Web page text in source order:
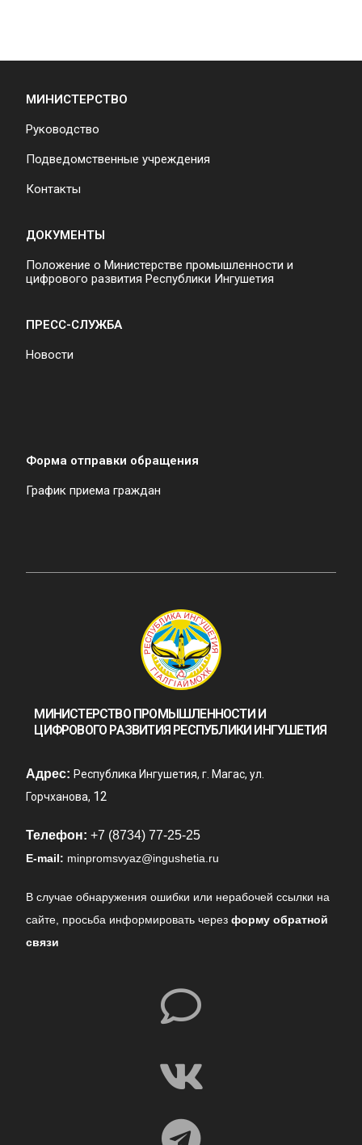
МИНИСТЕРСТВО
Руководство
Подведомственные учреждения
Контакты
ДОКУМЕНТЫ
Положение о Министерстве промышленности и
цифрового развития Республики Ингушетия
ПРЕСС-СЛУЖБА
Новости
Форма отправки обращения
График приема граждан
МИНИСТЕРСТВО ПРОМЫШЛЕННОСТИ И
ЦИФРОВОГО РАЗВИТИЯ РЕСПУБЛИКИ ИНГУШЕТИЯ
Адрес: Республика Ингушетия, г. Магас, ул.
Горчханова, 12
Телефон: +7 (8734) 77-25-25
E-mail: minpromsvyaz@ingushetia.ru
В случае обнаружения ошибки или нерабочей ссылки на
сайте, просьба информировать черезформу обратной
связи